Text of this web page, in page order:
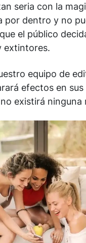
seria con la
por dentro y no
el público
extintores.
equipo de
efectos en sus
existirá